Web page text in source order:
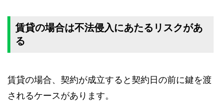
賃貸の場合は不法侵入にあたるリスクがあ
る
賃貸の場合、契約が成立すると契約日の前に鍵を渡
されるケースがあります。